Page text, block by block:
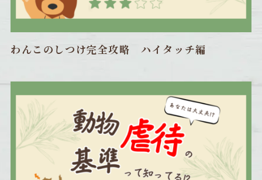
わんこのしつけ完全攻略 ハイタッチ編